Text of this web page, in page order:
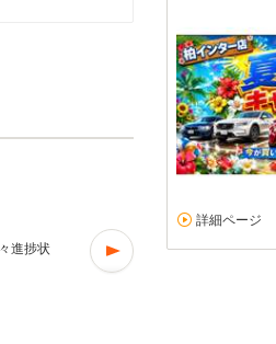
進捗状
丁寧で
総合評価
こちらの
詳細ページ